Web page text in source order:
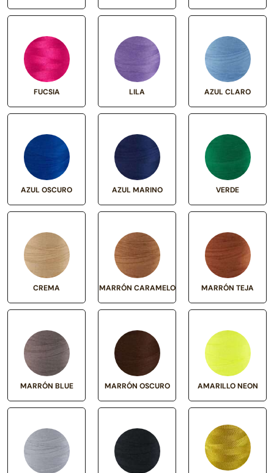
FUCSIA LILA AZUL CLARO
AZUL OSCURO AZUL MARINO VERDE
CREMA MARRÓN CARAMELO MARRÓN TEJA
MARRÓN BLUE MARRÓN OSCURO AMARILLO NEON